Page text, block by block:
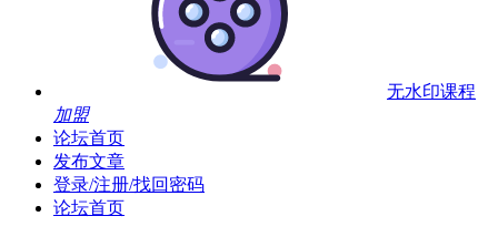
无水印课程
加盟
论坛首页
发布文章
登录/注册/找回密码
论坛首页